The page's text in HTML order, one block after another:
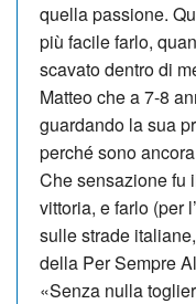
quella passione.
più facile far­lo,
scavato dentro di
Matteo che a 7-8
guardando la sua
perché sono
Che sensazione fu
vittoria, e farlo (per
sulle strade
della Per Sempre
«Senza nulla